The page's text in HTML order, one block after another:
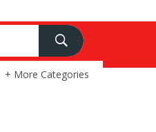
+ More Categories